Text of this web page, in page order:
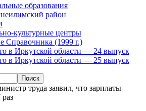
образования
район
культурные центры
Справочника (1999 г.)
в Иркутской области — 24 выпуск
в Иркутской области — 25 выпуск
труда заявил, что зарплаты